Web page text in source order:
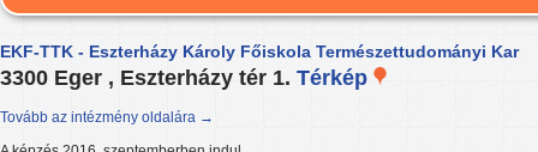
EKF-TTK - Eszterházy Károly Főiskola Természettudományi Kar
3300 Eger , Eszterházy tér 1. Térkép
Tovább az intézmény oldalára →